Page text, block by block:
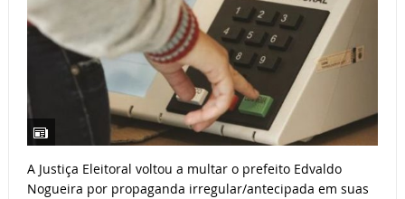
A Justiça Eleitoral voltou a multar o prefeito Edvaldo
Nogueira por propaganda irregular/antecipada em suas